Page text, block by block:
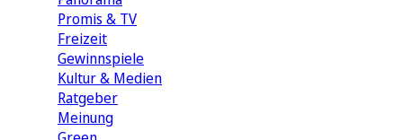
Promis & TV
Freizeit
Gewinnspiele
Kultur & Medien
Ratgeber
Meinung